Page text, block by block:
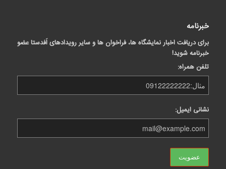
خبرنامه
برای دریافت اخبار نمایشگاه ها، فراخوان ها و سایر رویدادهای اَفدستا عضو
خبرنامه شوید!
تلفن همراه:
نشانی ایمیل: